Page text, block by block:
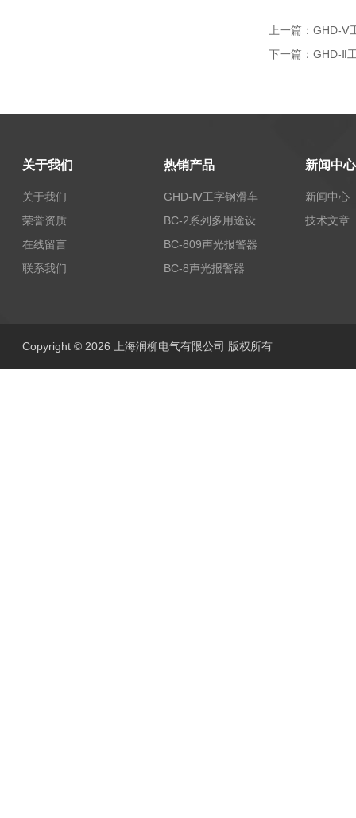
上一篇： GHD-Ⅴ
下一篇： GHD-Ⅱ
关于我们
关于我们
荣誉资质
在线留言
联系我们
热销产品
GHD-Ⅳ工字钢滑车
BC-809声光报警器
BC-8声光报警器
新闻中心
新闻中心
技术文章
Copyright © 2026 上海润柳电气有限公司 版权所有